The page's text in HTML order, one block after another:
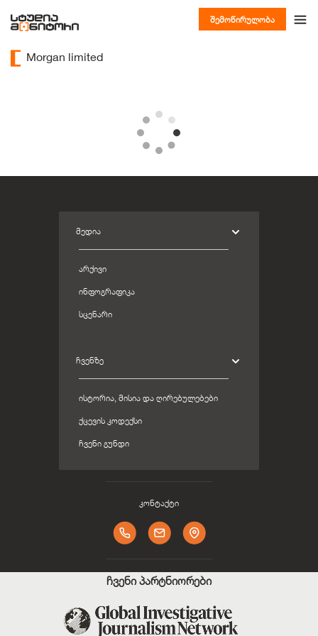
შემოწირულობა
Morgan limited
ᲛᲔᲓᲘᲐ
ᲐᲠᲥᲘᲕᲘ
ᲘᲜᲤᲝᲒᲠᲐᲤᲘᲙᲐ
ᲡᲪᲔᲜᲐᲠᲘ
ᲩᲕᲔᲜᲖᲔ
ᲘᲡᲢᲝᲠᲘᲐ, ᲛᲘᲡᲘᲐ ᲓᲐ ᲦᲘᲠᲔᲑᲣᲚᲔᲑᲔᲑᲘ
ᲥᲪᲔᲕᲘᲡ ᲙᲝᲓᲔᲥᲡᲘ
ᲩᲕᲔᲜᲘ ᲒᲣᲜᲓᲘ
კონტაქტი
ჩვენი პარტნიორები